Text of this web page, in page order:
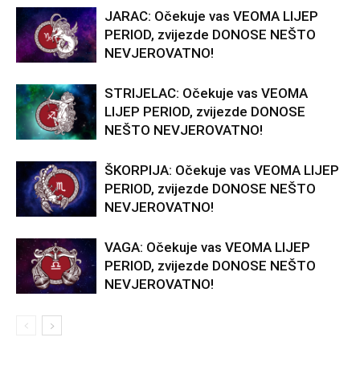
JARAC: Očekuje vas VEOMA LIJEP
PERIOD, zvijezde DONOSE NEŠTO
NEVJEROVATNO!
STRIJELAC: Očekuje vas VEOMA
LIJEP PERIOD, zvijezde DONOSE
NEŠTO NEVJEROVATNO!
ŠKORPIJA: Očekuje vas VEOMA LIJEP
PERIOD, zvijezde DONOSE NEŠTO
NEVJEROVATNO!
VAGA: Očekuje vas VEOMA LIJEP
PERIOD, zvijezde DONOSE NEŠTO
NEVJEROVATNO!